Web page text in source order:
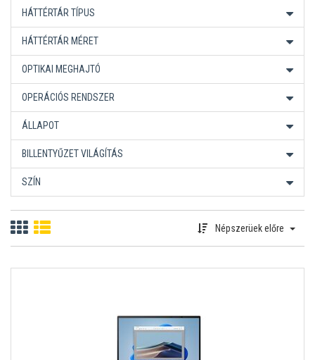
HÁTTÉRTÁR TÍPUS
HÁTTÉRTÁR MÉRET
OPTIKAI MEGHAJTÓ
OPERÁCIÓS RENDSZER
ÁLLAPOT
BILLENTYŰZET VILÁGÍTÁS
SZÍN
Népszerüek előre